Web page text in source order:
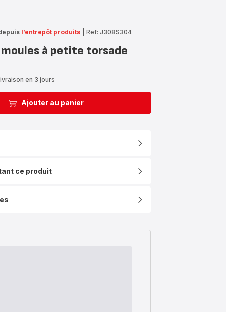
l’entrepôt produits Ref: J308S304
moules à petite torsade
en 3 jours
Ajouter au panier
ce produit